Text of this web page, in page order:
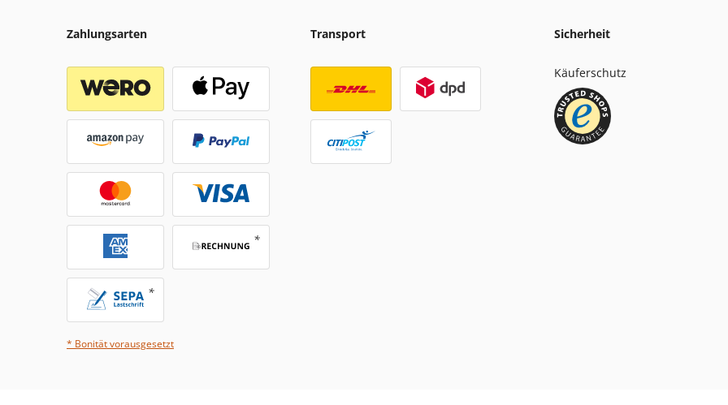
Zahlungsarten
* Bonität vorausgesetzt
Transport Sicherheit
Käuferschutz